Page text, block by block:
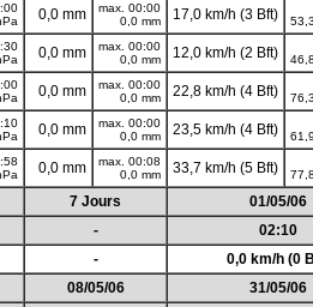
0,0 mm
max. 00:00
0,0 mm
17,0 km/h (3 Bft)
0,0 mm
max. 00:00
0,0 mm
12,0 km/h (2 Bft)
0,0 mm
max. 00:00
0,0 mm
22,8 km/h (4 Bft)
0,0 mm
max. 00:00
0,0 mm
23,5 km/h (4 Bft)
0,0 mm
max. 00:08
0,0 mm
33,7 km/h (5 Bft)
7 Jours 01/05/06
- 02:10
- 0,0 km/h (0
08/05/06 31/05/06